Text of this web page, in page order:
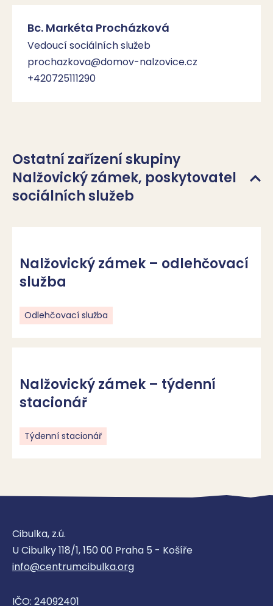
Bc. Markéta Procházková
Vedoucí sociálních služeb
prochazkova@domov-nalzovice.cz
+420725111290
Ostatní zařízení skupiny
Nalžovický zámek, poskytovatel
sociálních služeb
Nalžovický zámek – odlehčovací
služba
Odlehčovací služba
Nalžovický zámek – týdenní
stacionář
Týdenní stacionář
Cibulka, z.ú.
U Cibulky 118/1, 150 00 Praha 5 - Košíře
info@centrumcibulka.org
IČO: 24092401